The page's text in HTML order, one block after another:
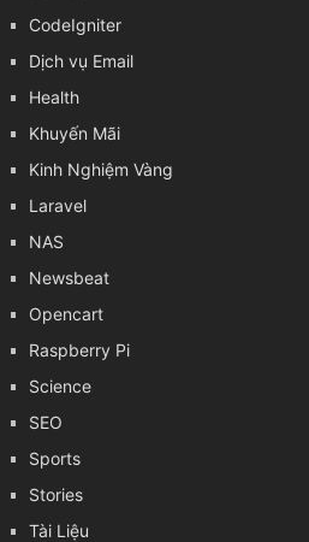
CodeIgniter
Dịch vụ Email
Health
Khuyến Mãi
Kinh Nghiệm Vàng
Laravel
NAS
Newsbeat
Opencart
Raspberry Pi
Science
SEO
Sports
Stories
Tài Liệu